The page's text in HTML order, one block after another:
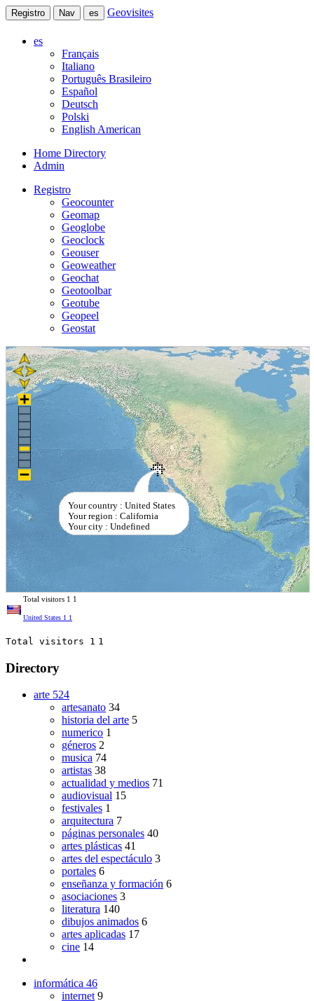
Registro Nav es Geovisites
es
Français
Italiano
Português Brasileiro
Español
Deutsch
Polski
English American
Home Directory
Admin
Registro
Geocounter
Geomap
Geoglobe
Geoclock
Geouser
Geoweather
Geochat
Geotoolbar
Geotube
Geopeel
Geostat
Your country : United States
Your region : California
Your city : Undefined
Total visitors 1 1
United States 1 1
Total visitors 1 1
Directory
arte 524
artesanato 34
historia del arte 5
numerico 1
géneros 2
musica 74
artistas 38
actualidad y medios 71
audiovisual 15
festivales 1
arquitectura 7
páginas personales 40
artes plásticas 41
artes del espectáculo 3
portales 6
enseñanza y formación 6
asociaciones 3
literatura 140
dibujos animados 6
artes aplicadas 17
cine 14
informática 46
internet 9